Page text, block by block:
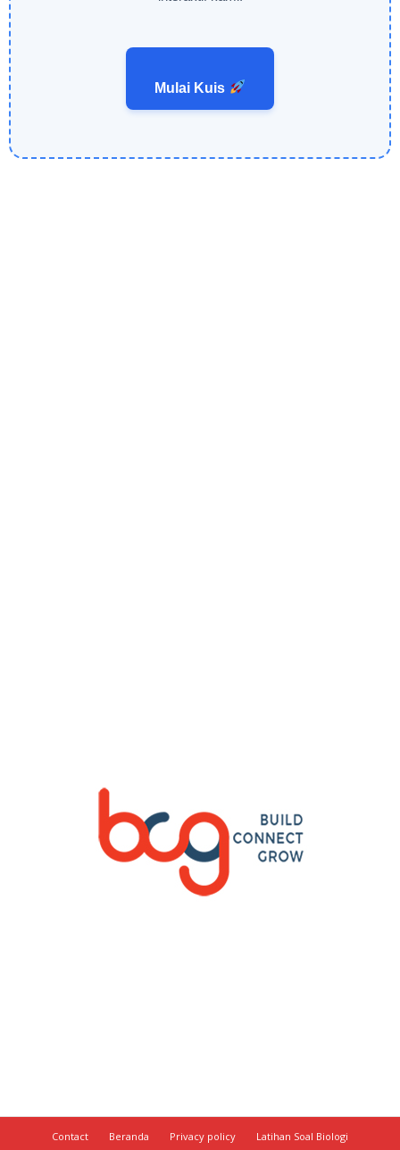
Mulai Kuis
Contact Beranda Privacy policy Latihan Soal Biologi